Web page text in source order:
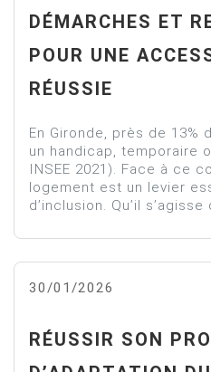
DÉMARCHES ET
POUR UNE
RÉUSSIE
En Gironde, près de 13%
un handicap, temporaire
INSEE 2021). Face à ce
logement est un levier
d’inclusion. Qu’il
30/01/2026
RÉUSSIR SON